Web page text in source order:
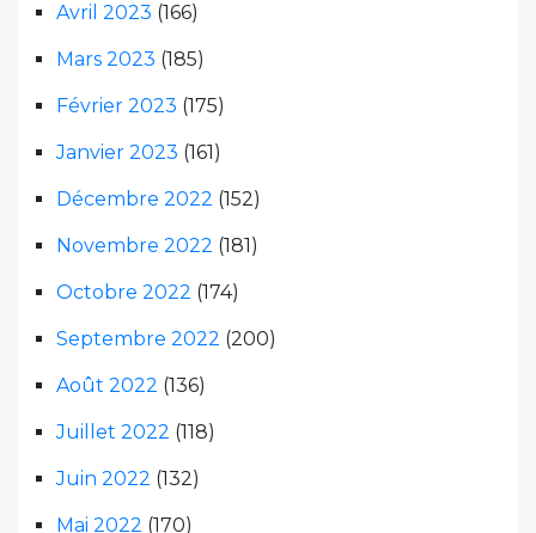
Avril 2023 (166)
Mars 2023 (185)
Février 2023 (175)
Janvier 2023 (161)
Décembre 2022 (152)
Novembre 2022 (181)
Octobre 2022 (174)
Septembre 2022 (200)
Août 2022 (136)
Juillet 2022 (118)
Juin 2022 (132)
Mai 2022 (170)